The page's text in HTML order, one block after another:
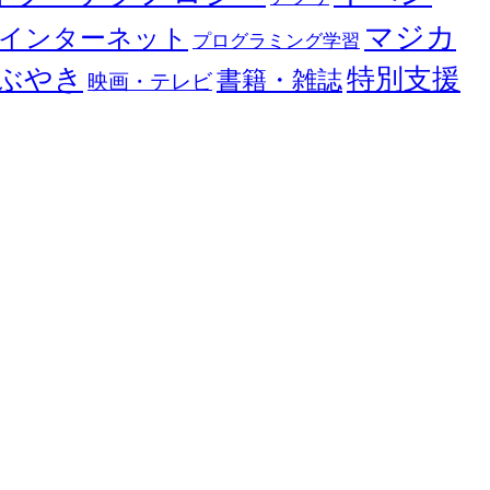
ンターネット プログラミング学習 マジカ
やき 映画・テレビ書籍・雑誌特別支援